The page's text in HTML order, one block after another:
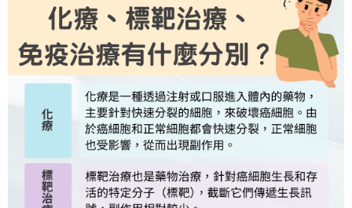
Let's take a break!
Tips and Resources